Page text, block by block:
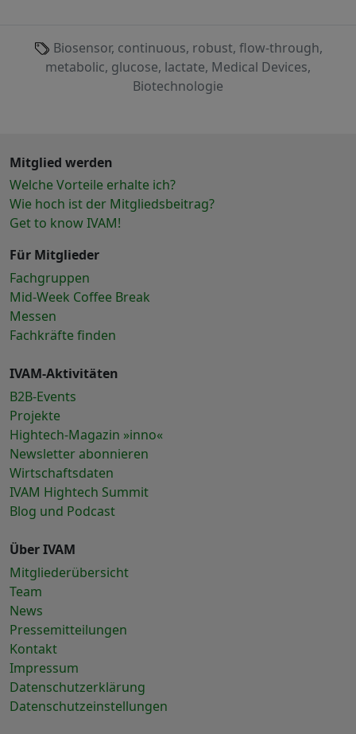
Biosensor, continuous, robust, flow-through,
metabolic, glucose, lactate, Medical Devices,
Biotechnologie
Mitglied werden
Welche Vorteile erhalte ich?
Wie hoch ist der Mitgliedsbeitrag?
Get to know IVAM!
Für Mitglieder
Fachgruppen
Mid-Week Coffee Break
Messen
Fachkräfte finden
IVAM-Aktivitäten
B2B-Events
Projekte
Hightech-Magazin »inno«
Newsletter abonnieren
Wirtschaftsdaten
IVAM Hightech Summit
Blog und Podcast
Über IVAM
Mitgliederübersicht
Team
News
Pressemitteilungen
Kontakt
Impressum
Datenschutzerklärung
Datenschutzeinstellungen